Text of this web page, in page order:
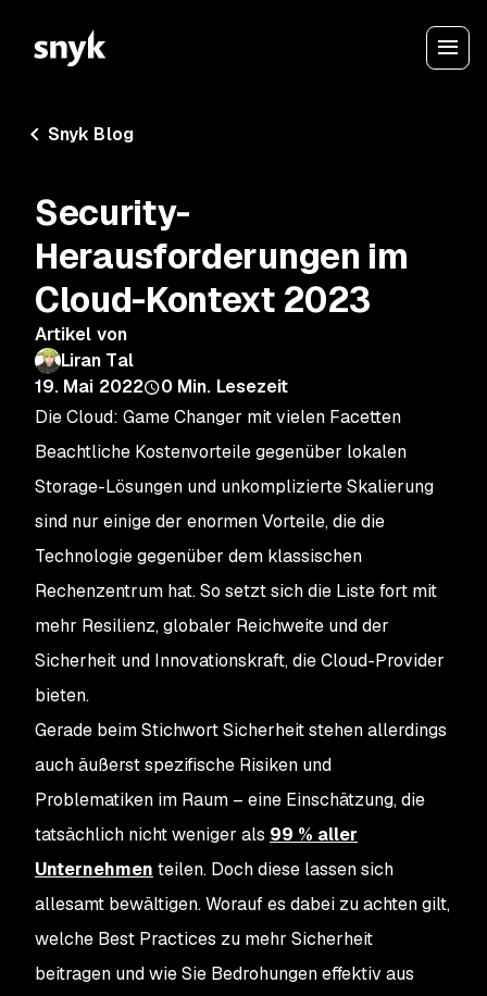
Snyk Blog
Security-
Herausforderungen im
Cloud-Kontext 2023
Artikel von
Liran Tal
19. Mai 2022
0 Min. Lesezeit
Die Cloud: Game Changer mit vielen Facetten
Beachtliche Kostenvorteile gegenüber lokalen
Storage-Lösungen und unkomplizierte Skalierung
sind nur einige der enormen Vorteile, die die
Technologie gegenüber dem klassischen
Rechenzentrum hat. So setzt sich die Liste fort mit
mehr Resilienz, globaler Reichweite und der
Sicherheit und Innovationskraft, die Cloud-Provider
bieten.
Gerade beim Stichwort Sicherheit stehen allerdings
auch äußerst spezifische Risiken und
Problematiken im Raum – eine Einschätzung, die
tatsächlich nicht weniger als 99 % aller
Unternehmen teilen. Doch diese lassen sich
allesamt bewältigen. Worauf es dabei zu achten gilt,
welche Best Practices zu mehr Sicherheit
beitragen und wie Sie Bedrohungen effektiv aus